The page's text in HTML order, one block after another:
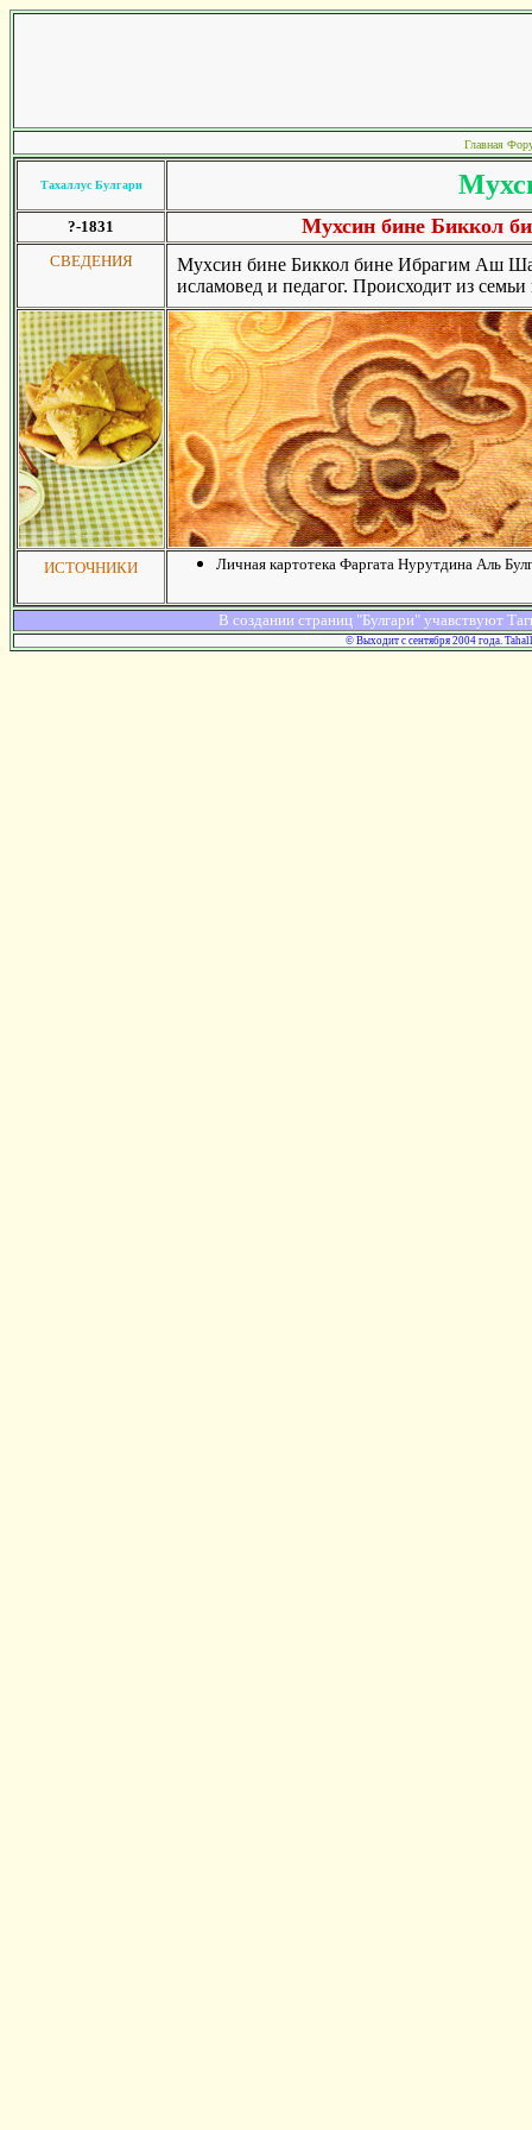
Главная
Тахаллус Булгари
?-1831 Мухсин бине Биккол
СВЕДЕНИЯ
Мухсин бине Биккол бине Ибрагим Аш
исламовед и педагог. Происходит из
ИСТОЧНИКИ Личная картотека Фаргата Нурутдина Аль
В создании страниц "Булгари" учавствуют
© Выходит с сентября 2004 года.